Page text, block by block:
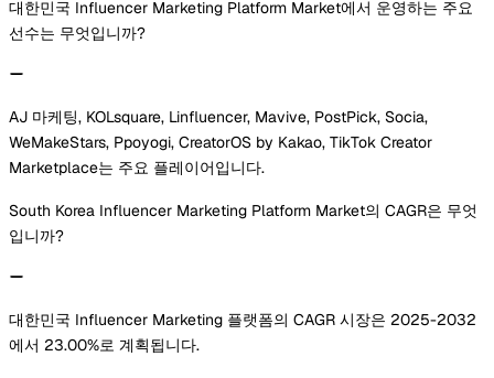
대한민국 Influencer Marketing Platform Market에서 운영하는 주요
선수는 무엇입니까?
AJ 마케팅, KOLsquare, Linfluencer, Mavive, PostPick, Socia,
WeMakeStars, Ppoyogi, CreatorOS by Kakao, TikTok Creator
Marketplace는 주요 플레이어입니다.
South Korea Influencer Marketing Platform Market의 CAGR은 무엇
입니까?
대한민국 Influencer Marketing 플랫폼의 CAGR 시장은 2025-2032
에서 23.00%로 계획됩니다.